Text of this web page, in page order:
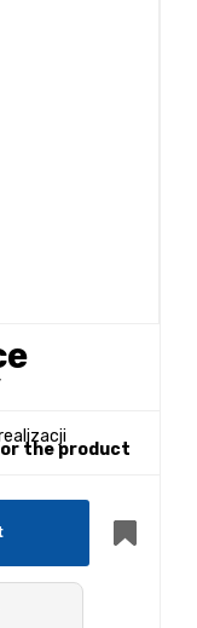
the product